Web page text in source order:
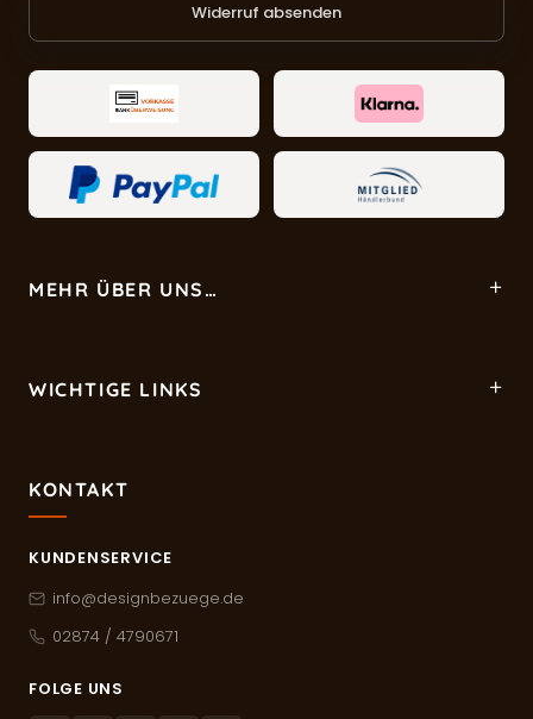
Widerruf absenden
MEHR ÜBER UNS…
WICHTIGE LINKS
KONTAKT
KUNDENSERVICE
info@designbezuege.de
02874 / 4790671
FOLGE UNS